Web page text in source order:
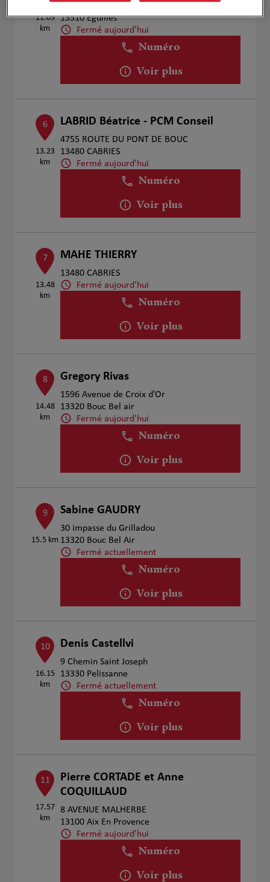
11.69
km
13510 Eguilles
Fermé aujourd'hui
Numéro
Voir plus
6
13.23
km
LABRID Béatrice - PCM Conseil
4755 ROUTE DU PONT DE BOUC
13480 CABRIES
Fermé aujourd'hui
Numéro
Voir plus
7
13.48
km
MAHE THIERRY
13480 CABRIES
Fermé aujourd'hui
Numéro
Voir plus
8
14.48
km
Gregory Rivas
1596 Avenue de Croix d’Or
13320 Bouc Bel air
Fermé aujourd'hui
Numéro
Voir plus
9
15.5 km
Sabine GAUDRY
30 impasse du Grilladou
13320 Bouc Bel Air
Fermé actuellement
Numéro
Voir plus
10
16.15
km
Denis Castellvi
9 Chemin Saint Joseph
13330 Pelissanne
Fermé actuellement
Numéro
Voir plus
11
17.57
km
Pierre CORTADE et Anne
COQUILLAUD
8 AVENUE MALHERBE
13100 Aix En Provence
Fermé aujourd'hui
Numéro
Voir plus